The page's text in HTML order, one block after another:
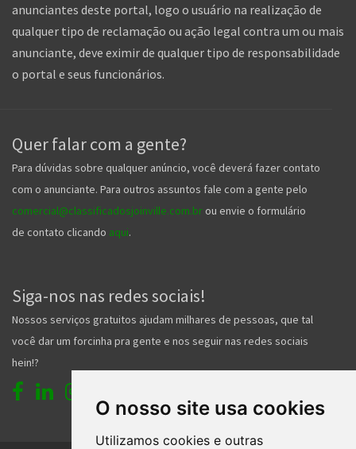
O nosso site usa cookies
Utilizamos cookies e outras
anunciantes deste portal, logo o usuário na realização de
qualquer tipo de reclamação ou ação legal contra um ou mais
anunciante, deve eximir de qualquer tipo de responsabilidade
o portal e seus funcionários.
Quer falar com a gente?
Para dúvidas sobre qualquer anúncio, você deverá fazer contato
com o anunciante. Para outros assuntos fale com a gente pelo
comercial@classificadosjoinville.com.br ou envie o formulário
de contato clicando aqui.
Siga-nos nas redes sociais!
Nossos serviços gratuitos ajudam milhares de pessoas, que tal
você dar um forcinha pra gente e nos seguir nas redes sociais
hein!?